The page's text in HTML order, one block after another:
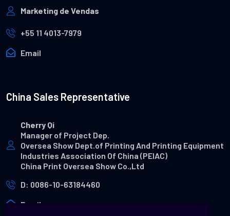
Marketing de Vendas
+55 11 4013-7979
Email
China Sales Representative
Cherry Qi
Manager of Project Dep.
Oversea Show Dept.of Printing And Printing Equipment
Industries Association Of China (PEIAC)
China Print Oversea Show Co.,Ltd
D: 0086-10-63184460
Email